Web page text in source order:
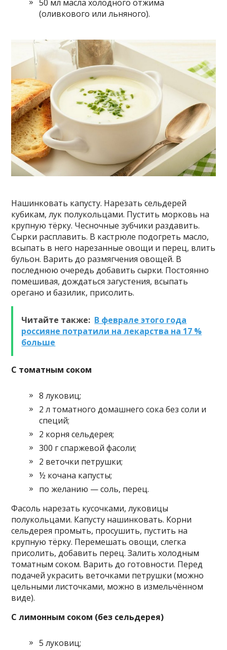
50 мл масла холодного отжима
(оливкового или льняного).
Нашинковать капусту. Нарезать сельдерей
кубикам, лук полукольцами. Пустить морковь на
крупную тёрку. Чесночные зубчики раздавить.
Сырки расплавить. В кастрюле подогреть масло,
всыпать в него нарезанные овощи и перец, влить
бульон. Варить до размягчения овощей. В
последнюю очередь добавить сырки. Постоянно
помешивая, дождаться загустения, всыпать
орегано и базилик, присолить.
Читайте также: В феврале этого года
россияне потратили на лекарства на 17 %
больше
С томатным соком
8 луковиц;
2 л томатного домашнего сока без соли и
специй;
2 корня сельдерея;
300 г спаржевой фасоли;
2 веточки петрушки;
½ кочана капусты;
по желанию — соль, перец.
Фасоль нарезать кусочками, луковицы
полукольцами. Капусту нашинковать. Корни
сельдерея промыть, просушить, пустить на
крупную тёрку. Перемешать овощи, слегка
присолить, добавить перец. Залить холодным
томатным соком. Варить до готовности. Перед
подачей украсить веточками петрушки (можно
цельными листочками, можно в измельчённом
виде).
С лимонным соком (без сельдерея)
5 луковиц;